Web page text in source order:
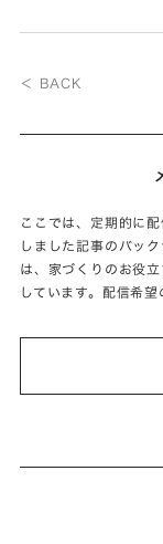
＜ BACK
ここでは、定期的に
しました記事のバッ
は、家づくりのお役
しています。配信希